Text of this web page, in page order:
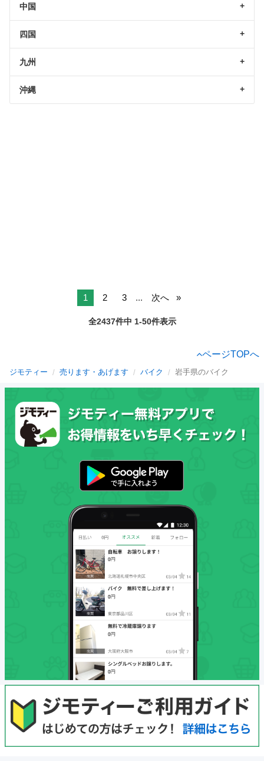
中国
四国
九州
沖縄
1 2 3 ... 次へ
全2437件中 1-50件表示
ページTOPへ
ジモティー 売ります・あげます バイク 岩手県のバイク